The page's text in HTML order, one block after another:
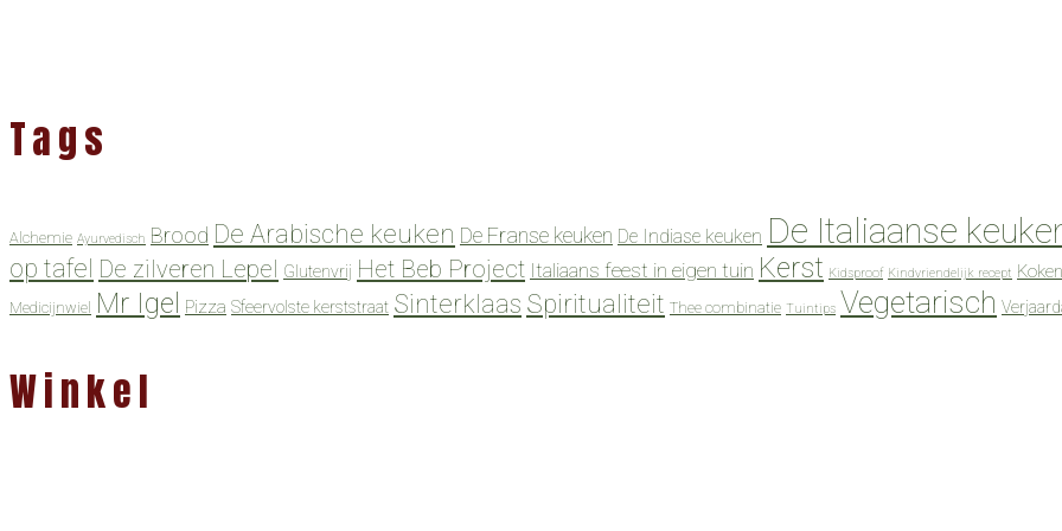
Tags
Alchemie Ayurvedisch Brood De Arabische keuken De Franse keuken De Indiase keuken De Italiaanse
op tafel De zilveren Lepel Glutenvrij Het Beb Project Italiaans feest in eigen tuin Kerst Kidsproof Kindvriendelijk recept
Medicijnwiel Mr Igel Pizza Sfeervolste kerststraat Sinterklaas Spiritualiteit Thee combinatie Tuintips Vegetarisch
Winkel